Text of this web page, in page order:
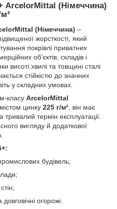
ArcelorMittal (Німеччина)
(Німеччина) –
жорсткості, який
покрівлі приватних
об’єктів, складів і
висоті хвилі та товщині сталі
стійкістю до значних
у складних умовах.
класу ArcelorMittal
цинку 225 г/м² , він має
тривалий термін експлуатації.
вигляду й додаткової
будівель;
огорожі.